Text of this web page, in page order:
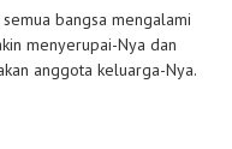
bangsa mengalami
menyerupai-Nya dan
anggota keluarga-Nya.